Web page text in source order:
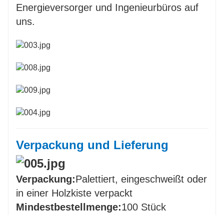
Energieversorger und Ingenieurbüros auf
uns.
Verpackung und Lieferung
Verpackung:Palettiert, eingeschweißt oder
in einer Holzkiste verpackt
Mindestbestellmenge:100 Stück